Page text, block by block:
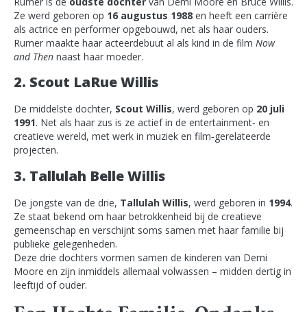
Ze werd geboren op 16 augustus 1988 en heeft een carrière
als actrice en performer opgebouwd, net als haar ouders.
Rumer maakte haar acteerdebuut al als kind in de film Now
and Then naast haar moeder.
2. Scout LaRue Willis
De middelste dochter, Scout Willis, werd geboren op 20 juli
1991. Net als haar zus is ze actief in de entertainment‑ en
creatieve wereld, met werk in muziek en film‑gerelateerde
projecten.
3. Tallulah Belle Willis
De jongste van de drie, Tallulah Willis, werd geboren in 1994.
Ze staat bekend om haar betrokkenheid bij de creatieve
gemeenschap en verschijnt soms samen met haar familie bij
publieke gelegenheden.
Deze drie dochters vormen samen de kinderen van Demi
Moore en zijn inmiddels allemaal volwassen – midden dertig in
leeftijd of ouder.